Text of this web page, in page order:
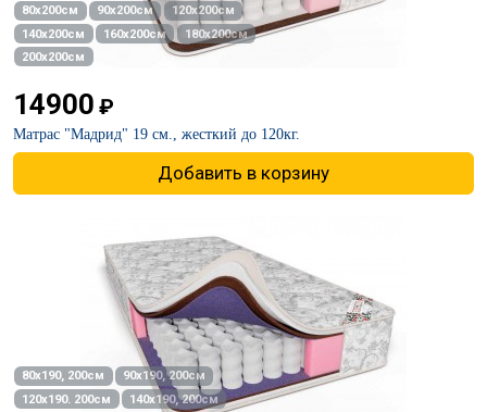
80х200см 90х200см
120х200см
140х200см
160х200см
180х200см
200х200см
14900 ₽
Матрас "Мадрид" 19 см., жесткий до 120кг.
Добавить в корзину
80х190, 200см
90х190, 200см
120х190. 200см
140х190, 200см